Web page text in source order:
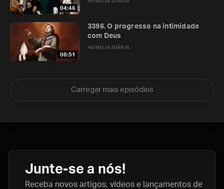
04:46
HOMILIA DIÁRIA
06:51
HOMILIA DIÁRIA
3396. O progresso na intimidade
com Deus
Carregar mais episódios
Junte-se a nós!
Receba novos artigos, vídeos e lançamentos de